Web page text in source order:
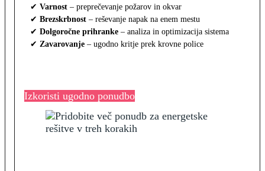
✔ Varnost – preprečevanje požarov in okvar
✔ Brezskrbnost – reševanje napak na enem mestu
✔ Dolgoročne prihranke – analiza in optimizacija sistema
✔ Zavarovanje – ugodno kritje prek krovne police
Izkoristi ugodno ponudbo